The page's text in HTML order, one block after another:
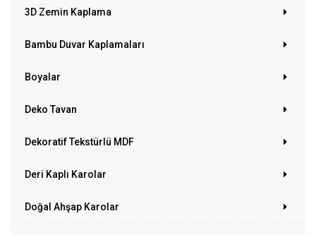
3D Zemin Kaplama
Bambu Duvar Kaplamaları
Boyalar
Deko Tavan
Dekoratif Tekstürlü MDF
Deri Kaplı Karolar
Doğal Ahşap Karolar